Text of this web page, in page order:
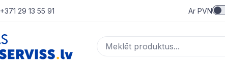
+371 29 13 55 91 Ar PVN